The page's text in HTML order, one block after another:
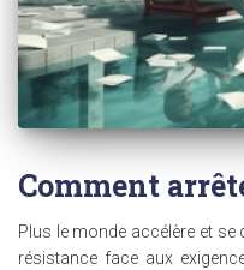
Comment
Plus le monde accélère et se
résistance face aux